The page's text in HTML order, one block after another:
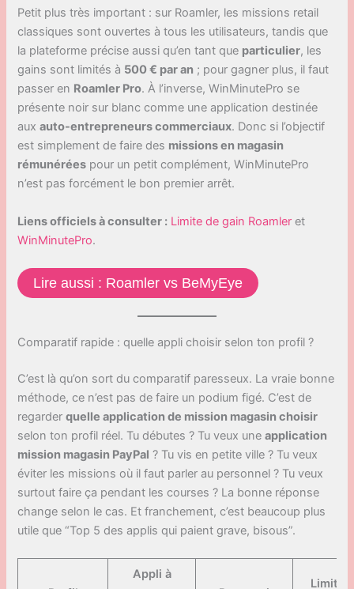
Petit plus très important : sur Roamler, les missions retail
classiques sont ouvertes à tous les utilisateurs, tandis que
la plateforme précise aussi qu’en tant que particulier, les
gains sont limités à 500 € par an ; pour gagner plus, il faut
passer en Roamler Pro. À l’inverse, WinMinutePro se
présente noir sur blanc comme une application destinée
auxauto-entrepreneurs commerciaux. Donc si l’objectif
est simplement de faire des missions en magasin
rémunérées pour un petit complément, WinMinutePro
n’est pas forcément le bon premier arrêt.
Liens officiels à consulter : Limite de gain Roamler et
WinMinutePro.
Lire aussi : Roamler vs BeMyEye
Comparatif rapide : quelle appli choisir selon ton profil ?
C’est là qu’on sort du comparatif paresseux. La vraie bonne
méthode, ce n’est pas de faire un podium figé. C’est de
regarderquelle application de mission magasin choisir
selon ton profil réel. Tu débutes ? Tu veux uneapplication
mission magasin PayPal ? Tu vis en petite ville ? Tu veux
éviter les missions où il faut parler au personnel ? Tu veux
surtout faire ça pendant les courses ? La bonne réponse
change selon le cas. Et franchement, c’est beaucoup plus
utile que “Top 5 des applis qui paient grave, bisous”.
Appli à
Limite